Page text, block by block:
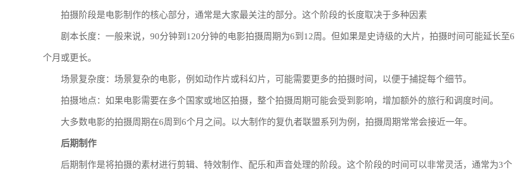
拍摄阶段是电影制作的核心部分，通常是大家最关注的部分。这个阶段的长度取决于多种因素
剧本长度：一般来说，90分钟到120分钟的电影拍摄周期为6到12周。但如果是史诗级的大片，拍摄时间可能延长至6
个月或更长。
场景复杂度：场景复杂的电影，例如动作片或科幻片，可能需要更多的拍摄时间，以便于捕捉每个细节。
拍摄地点：如果电影需要在多个国家或地区拍摄，整个拍摄周期可能会受到影响，增加额外的旅行和调度时间。
大多数电影的拍摄周期在6周到6个月之间。以大制作的复仇者联盟系列为例，拍摄周期常常会接近一年。
后期制作
后期制作是将拍摄的素材进行剪辑、特效制作、配乐和声音处理的阶段。这个阶段的时间可以非常灵活，通常为3个